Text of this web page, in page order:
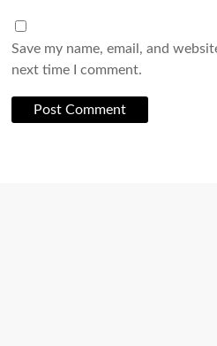
Save my name, email, and
next time I comment.